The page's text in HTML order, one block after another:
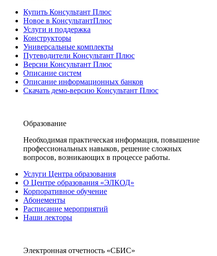
Купить Консультант Плюс
Новое в КонсультантПлюс
Услуги и поддержка
Конструкторы
Универсальные комплекты
Путеводители Консультант Плюс
Версии Консультант Плюс
Описание систем
Описание информационных банков
Скачать демо-версию Консультант Плюс
Образование
Необходимая практическая информация, повышение
профессиональных навыков, решение сложных
вопросов, возникающих в процессе работы.
Услуги Центра образования
О Центре образования «ЭЛКОД»
Корпоративное обучение
Абонементы
Расписание мероприятий
Наши лекторы
Электронная отчетность «СБИС»